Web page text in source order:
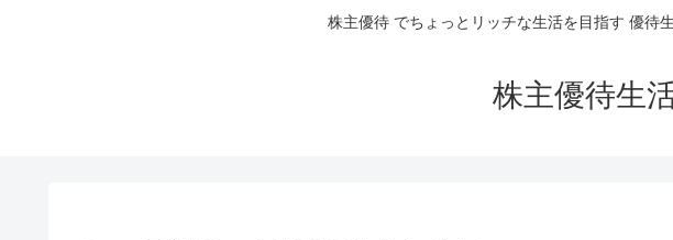
株主優待 でちょっとリッチな生活を目指す 優待
株主優待生